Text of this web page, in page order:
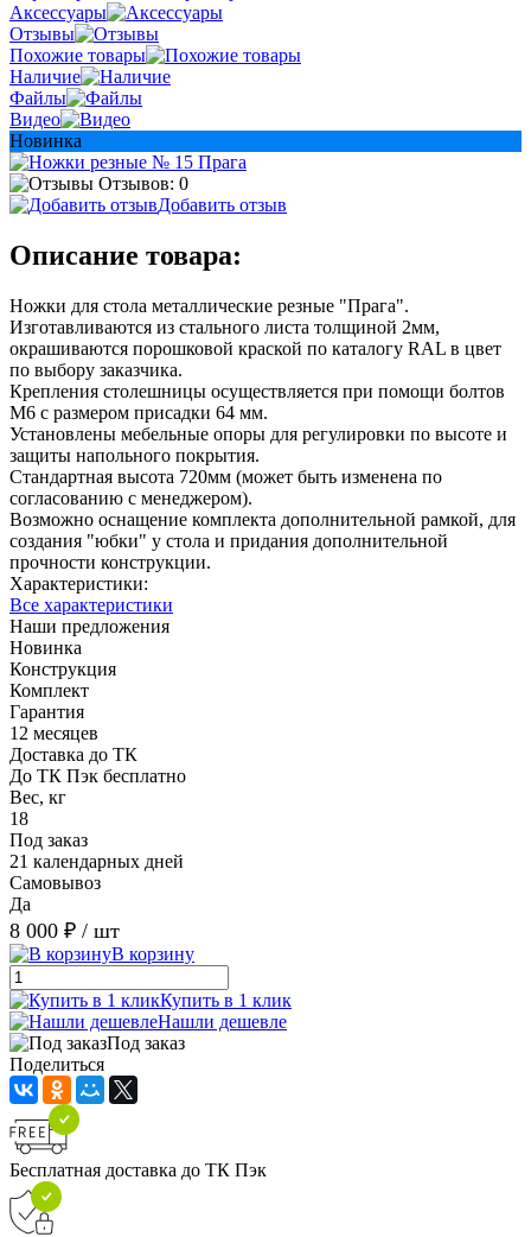
Аксессуары
Отзывы
Похожие товары
Наличие
Файлы
Видео
Новинка
Отзывов: 0
Добавить отзыв
Описание товара:
Ножки для стола металлические резные "Прага".
Изготавливаются из стального листа толщиной 2мм,
окрашиваются порошковой краской по каталогу RAL в цвет
по выбору заказчика.
Крепления столешницы осуществляется при помощи болтов
М6 с размером присадки 64 мм.
Установлены мебельные опоры для регулировки по высоте и
защиты напольного покрытия.
Стандартная высота 720мм (может быть изменена по
согласованию с менеджером).
Возможно оснащение комплекта дополнительной рамкой, для
создания "юбки" у стола и придания дополнительной
прочности конструкции.
Характеристики:
Все характеристики
Наши предложения
Новинка
Конструкция
Комплект
Гарантия
12 месяцев
Доставка до ТК
До ТК Пэк бесплатно
Вес, кг
18
Под заказ
21 календарных дней
Самовывоз
Да
8 000 ₽ / шт
В корзину
Купить в 1 клик
Нашли дешевле
Под заказ
Поделиться
Бесплатная доставка до ТК Пэк